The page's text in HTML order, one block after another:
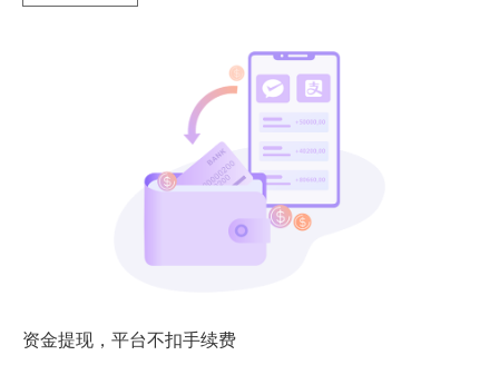
资金提现，平台不扣手续费